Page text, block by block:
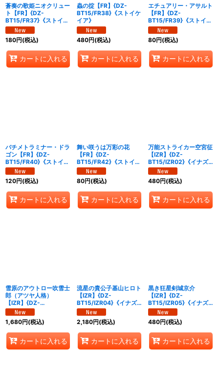
蒼奏の歌姫ニオクリュー
ト【FR】{DZ-
BT15/FR37}《ストイケ
イア》
180円(税込)
カートに入れる
蟲の掟【FR】{DZ-
BT15/FR38}《ストイケ
イア》
480円(税込)
カートに入れる
エチュアリー・アサルト
【FR】{DZ-
BT15/FR39}《ストイケ
イア》
80円(税込)
カートに入れる
バチメトラミナー・ドラ
ゴン【FR】{DZ-
BT15/FR40}《ストイケ
イア》
120円(税込)
カートに入れる
舞い咲うは万彩の花
【FR】{DZ-
BT15/FR42}《ストイケ
イア》
80円(税込)
カートに入れる
万能ストライカー空宮征
【IZR】{DZ-
BT15/IZR02}《イナズ
マイレブン》
480円(税込)
カートに入れる
雪原のアウトロー吹雪士
郎（アツヤ人格）
【IZR】{DZ-
BT15/IZR03}《イナズ
マイレブン》
1,680円(税込)
カートに入れる
流星の貴公子基山ヒロト
【IZR】{DZ-
BT15/IZR04}《イナズ
マイレブン》
2,180円(税込)
カートに入れる
黒き狂星剣城京介
【IZR】{DZ-
BT15/IZR05}《イナズ
マイレブン》
480円(税込)
カートに入れる